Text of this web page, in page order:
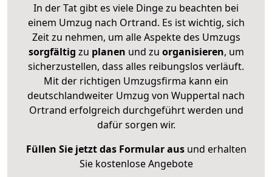
In der Tat gibt es viele Dinge zu beachten bei
einem Umzug nach Ortrand. Es ist wichtig, sich
Zeit zu nehmen, um alle Aspekte des Umzugs
sorgfältig zu planen und zu organisieren, um
sicherzustellen, dass alles reibungslos verläuft.
Mit der richtigen Umzugsfirma kann ein
deutschlandweiter Umzug von Wuppertal nach
Ortrand erfolgreich durchgeführt werden und
dafür sorgen wir.
Füllen Sie jetzt das Formular ausund erhalten
Sie kostenlose Angebote